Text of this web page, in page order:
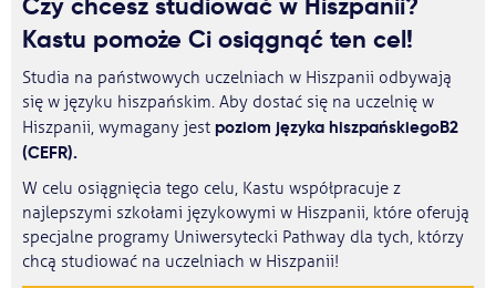
Kastu pomoże Ci osiągnąć ten cel!
Studia na państwowych uczelniach w Hiszpanii odbywają
się w języku hiszpańskim. Aby dostać się na uczelnię w
Hiszpanii, wymagany jest poziom języka hiszpańskiegoB2
(CEFR).
W celu osiągnięcia tego celu, Kastu współpracuje z
najlepszymi szkołami językowymi w Hiszpanii, które oferują
specjalne programy Uniwersytecki Pathway dla tych, którzy
chcą studiować na uczelniach w Hiszpanii!